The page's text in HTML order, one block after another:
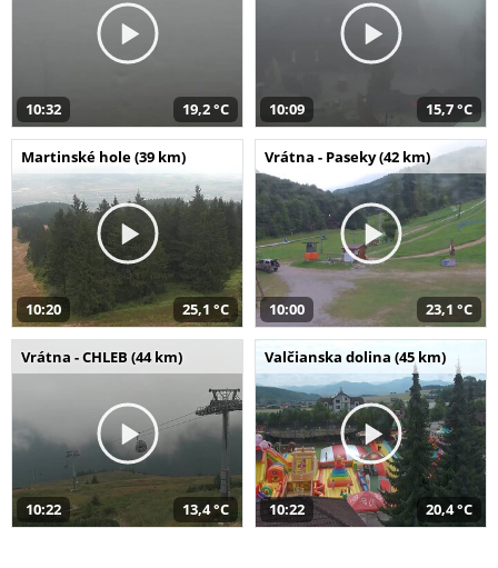
10:32 19,2 °C 10:09 15,7 °C
Martinské hole (39 km)
10:20 25,1 °C
Vrátna - Paseky (42 km)
10:00 23,1 °C
Vrátna - CHLEB (44 km)
10:22 13,4 °C
Valčianska dolina (45 km)
10:22 20,4 °C